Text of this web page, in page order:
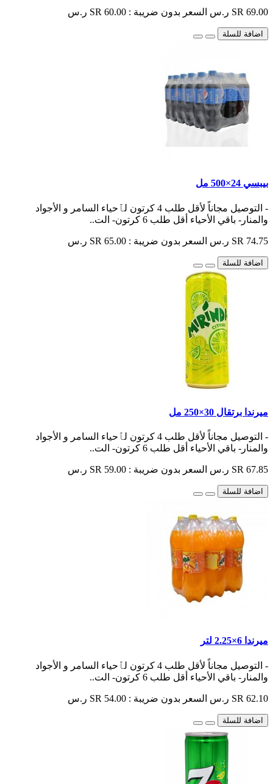
SR 69.00 ر.س السعر بدون ضريبة : SR 60.00 ر.س
اضافة للسلة
بيبسي 24×500 مل
- التوصيل مجاناً لأقل طلب 4 كرتون لٱحياء السامر و الأجواد
والمنار- باقي الأحياء أقل طلب 6 كرتون- الت..
SR 74.75 ر.س السعر بدون ضريبة : SR 65.00 ر.س
اضافة للسلة
ميرندا برتقال 30×250 مل
- التوصيل مجاناً لأقل طلب 4 كرتون لٱحياء السامر و الأجواد
والمنار- باقي الأحياء أقل طلب 6 كرتون- الت..
SR 67.85 ر.س السعر بدون ضريبة : SR 59.00 ر.س
اضافة للسلة
ميرندا 6×2.25 لتر
- التوصيل مجاناً لأقل طلب 4 كرتون لٱحياء السامر و الأجواد
والمنار- باقي الأحياء أقل طلب 6 كرتون- الت..
SR 62.10 ر.س السعر بدون ضريبة : SR 54.00 ر.س
اضافة للسلة